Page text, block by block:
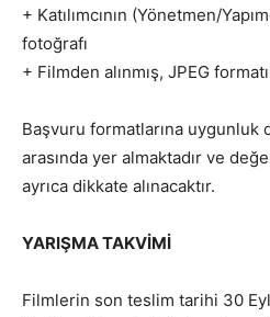
+ Katılımcının (Yönetmen/
fotoğrafı
+ Filmden alınmış, JPEG
Başvuru formatlarına
arasında yer almaktadır ve
ayrıca dikkate alınacaktır.
YARIŞMA TAKVİMİ
Filmlerin son teslim tarihi 30